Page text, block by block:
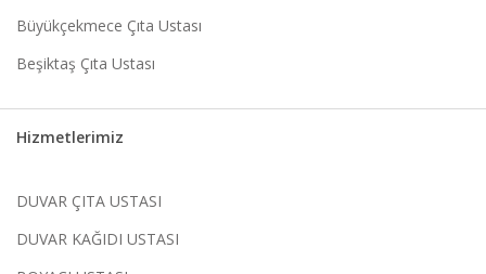
Büyükçekmece Çıta Ustası
Beşiktaş Çıta Ustası
Hizmetlerimiz
DUVAR ÇITA USTASI
DUVAR KAĞIDI USTASI